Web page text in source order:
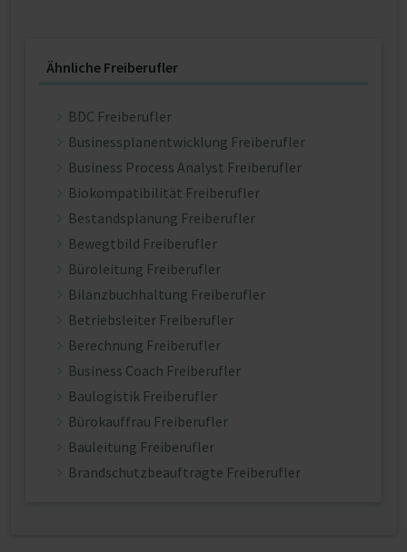
Ähnliche Freiberufler
BDC Freiberufler
Businessplanentwicklung Freiberufler
Business Process Analyst Freiberufler
Biokompatibilität Freiberufler
Bestandsplanung Freiberufler
Bewegtbild Freiberufler
Büroleitung Freiberufler
Bilanzbuchhaltung Freiberufler
Betriebsleiter Freiberufler
Berechnung Freiberufler
Business Coach Freiberufler
Baulogistik Freiberufler
Bürokauffrau Freiberufler
Bauleitung Freiberufler
Brandschutzbeauftragte Freiberufler